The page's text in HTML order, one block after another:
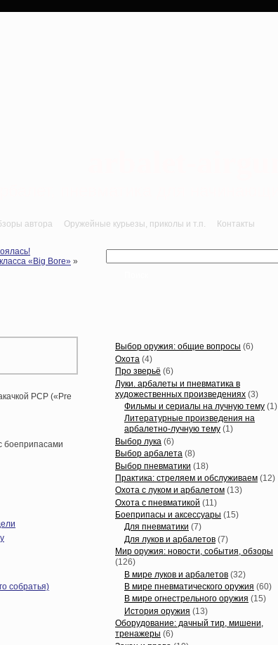
автора Оружейные курьезы, приколы и т.п. Контакты
«Big Bore» »
PCP («Pre
боеприпасами
собратья)
Выбор оружия: общие вопросы (6)
Охота (4)
Про зверьё (6)
Луки. арбалеты и пневматика в
художественных произведениях (3)
Фильмы и сериалы на лучную тему (1)
Литературные произведения на
арбалетно-лучную тему (1)
Выбор лука (6)
Выбор арбалета (8)
Выбор пневматики (18)
Практика: стреляем и обслуживаем (12)
Охота с луком и арбалетом (13)
Охота с пневматикой (11)
Боеприпасы и аксессуары (15)
Для пневматики (7)
Для луков и арбалетов (7)
Мир оружия: новости, события, обзоры
(126)
В мире луков и арбалетов (32)
В мире пневматического оружия (60)
В мире огнестрельного оружия (15)
История оружия (13)
Оборудование: дачный тир, мишени,
тренажеры (6)